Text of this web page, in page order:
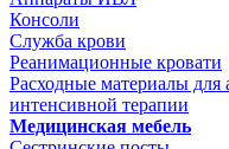
Консоли
Служба крови
Реанимационные кровати
Расходные материалы для
интенсивной терапии
Медицинская мебель